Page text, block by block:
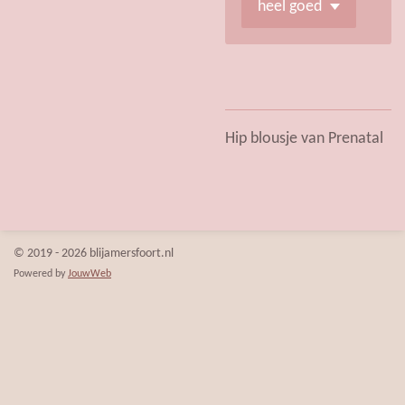
Hip blousje van Prenatal
© 2019 - 2026 blijamersfoort.nl
Powered by JouwWeb